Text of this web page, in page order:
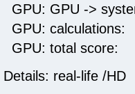
GPU: GPU ->
GPU:
GPU: total
Details: real-life /HD